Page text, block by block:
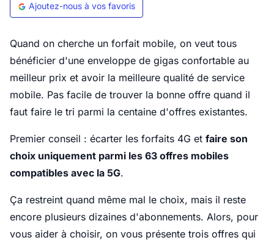
Ajoutez-nous à vos favoris
Quand on cherche un forfait mobile, on veut tous
bénéficier d'une enveloppe de gigas confortable au
meilleur prix et avoir la meilleure qualité de service
mobile. Pas facile de trouver la bonne offre quand il
faut faire le tri parmi la centaine d'offres existantes.
Premier conseil : écarter les forfaits 4G et faire son
choix uniquement parmi les 63 offres mobiles
compatibles avec la 5G.
Ça restreint quand même mal le choix, mais il reste
encore plusieurs dizaines d'abonnements. Alors, pour
vous aider à choisir, on vous présente trois offres qui